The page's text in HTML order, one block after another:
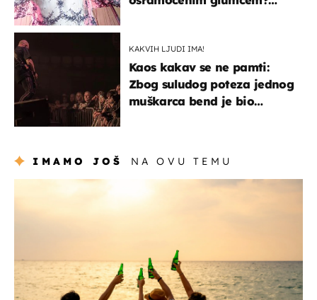
KAKVIH LJUDI IMA!
Kaos kakav se ne pamti:
Zbog suludog poteza jednog
muškarca bend je bio
IMAMO JOŠ NA OVU TEMU